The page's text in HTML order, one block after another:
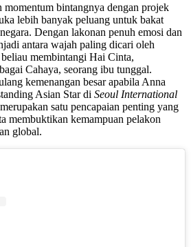
momentum bintangnya dengan projek
lebih banyak peluang untuk bakat
Dengan lakonan penuh emosi dan
antara wajah paling dicari oleh
membintangi Hai Cinta,
Cahaya, seorang ibu tunggal.
kemenangan besar apabila Anna
Asian Star di Seoul International
merupakan satu pencapaian penting yang
membuktikan kemampuan pelakon
global.